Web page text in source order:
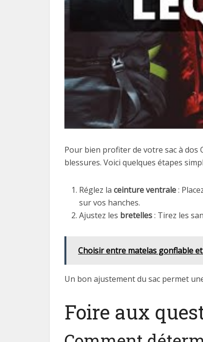
Pour bien profiter de votre sac à dos
blessures. Voici quelques étapes
Réglez la ceinture ventrale:
sur vos hanches.
Ajustez les bretelles: Tirez les
Choisir entre matelas gonflable
Un bon ajustement du sac permet
Foire aux